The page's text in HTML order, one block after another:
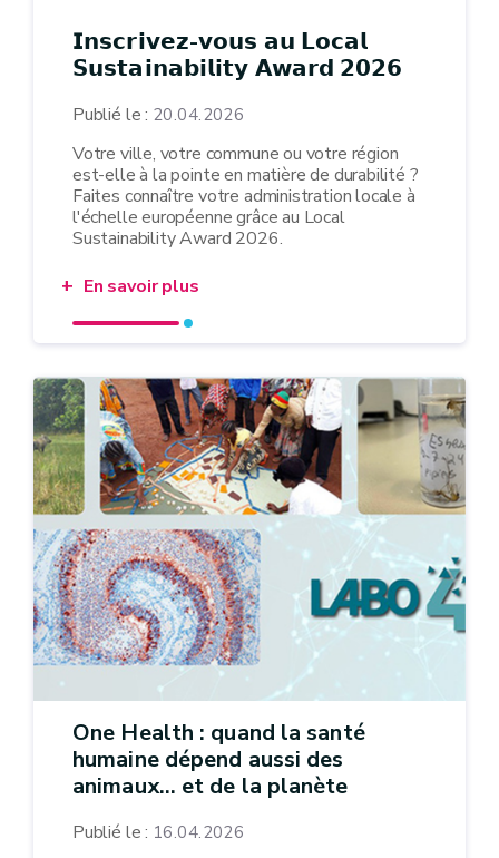
𝗜𝗻𝘀𝗰𝗿𝗶𝘃𝗲𝘇-𝘃𝗼𝘂𝘀 𝗮𝘂 𝗟𝗼𝗰𝗮𝗹
𝗦𝘂𝘀𝘁𝗮𝗶𝗻𝗮𝗯𝗶𝗹𝗶𝘁𝘆 𝗔𝘄𝗮𝗿𝗱 𝟮𝟬𝟮𝟲
Publié le : 20.04.2026
Votre ville, votre commune ou votre région
est-elle à la pointe en matière de durabilité ?
Faites connaître votre administration locale à
l'échelle européenne grâce au Local
Sustainability Award 2026.
En savoir plus
One Health : quand la santé
humaine dépend aussi des
animaux… et de la planète
Publié le : 16.04.2026